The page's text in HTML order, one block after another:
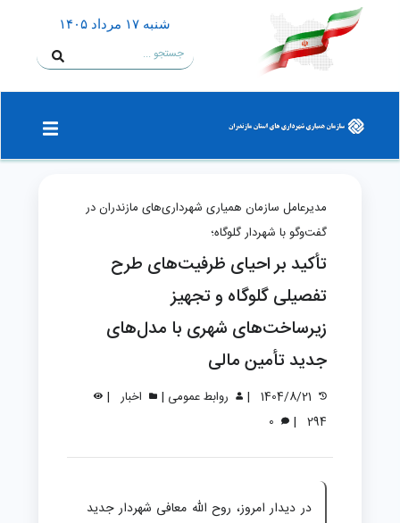
شنبه ۱۷ مرداد ۱۴۰۵
مدیرعامل سازمان همیاری شهرداری‌های مازندران در
گفت‌وگو با شهردار گلوگاه؛
تأکید بر احیای ظرفیت‌های طرح
تفصیلی گلوگاه و تجهیز
زیرساخت‌های شهری با مدل‌های
جدید تأمین مالی
| روابط عمومی | اخبار |
294
|
در دیدار امروز، روح الله معافی شهردار جدید